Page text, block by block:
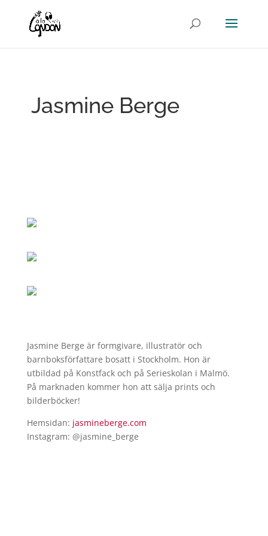
Jasmine Berge
Jasmine Berge är formgivare, illustratör och
barnboksförfattare bosatt i Stockholm. Hon är
utbildad på Konstfack och på Serieskolan i Malmö.
På marknaden kommer hon att sälja prints och
bilderböcker!
Hemsidan: jasmineberge.com
Instagram: @jasmine_berge